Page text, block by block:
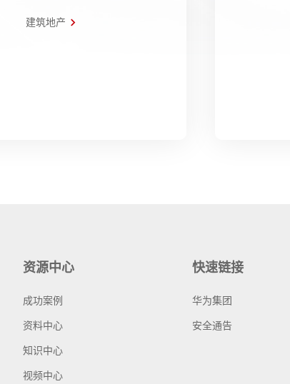
建筑地产
资源中心
成功案例
资料中心
知识中心
视频中心
快速链接
华为集团
安全通告